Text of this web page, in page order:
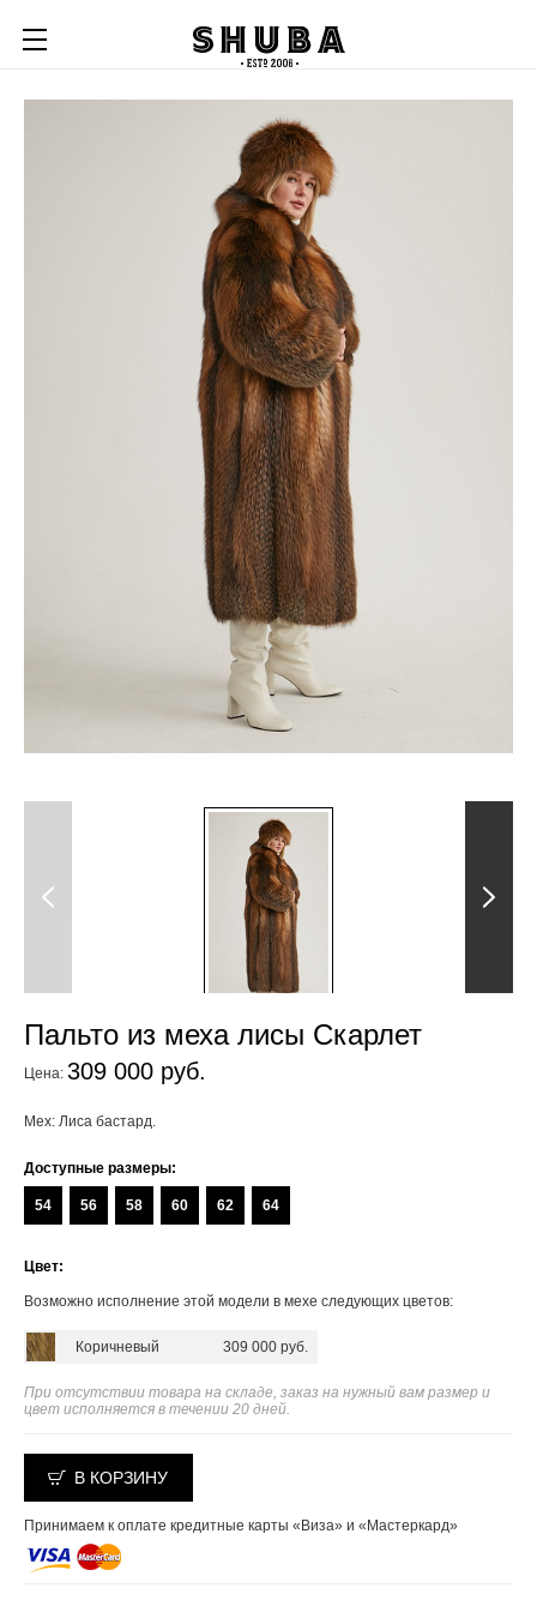
Previous Next
Пальто из меха лисы Скарлет
Цена: 309 000 руб.
Мех: Лиса бастард.
Доступные размеры:
54 56 58 60 62 64
Цвет:
Возможно исполнение этой модели в мехе следующих цветов:
Коричневый 309 000 руб.
При отсутствии товара на складе, заказ на нужный вам размер и
цвет исполняется в течении 20 дней.
В КОРЗИНУ
Принимаем к оплате кредитные карты «Виза» и «Мастеркард»